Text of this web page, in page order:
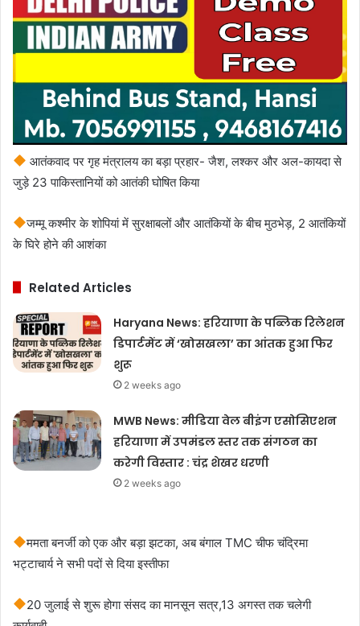
आतंकवाद पर गृह मंत्रालय का बड़ा प्रहार- जैश, लश्कर और अल-कायदा से
जुड़े 23 पाकिस्तानियों को आतंकी घोषित किया
जम्मू कश्मीर के शोपियां में सुरक्षाबलों और आतंकियों के बीच मुठभेड़, 2 आतंकियों
के घिरे होने की आशंका
Related Articles
Haryana News: हरियाणा के पब्लिक रिलेशन
डिपार्टमेंट में ‘खोसखला’ का आंतक हुआ फिर
शुरू
2 weeks ago
MWB News: मीडिया वेल बीइंग एसोसिएशन
हरियाणा में उपमंडल स्तर तक संगठन का
करेगी विस्तार : चंद्र शेखर धरणी
2 weeks ago
ममता बनर्जी को एक और बड़ा झटका, अब बंगाल TMC चीफ चंद्रिमा
भट्टाचार्य ने सभी पदों से दिया इस्तीफा
20 जुलाई से शुरू होगा संसद का मानसून सत्र,13 अगस्त तक चलेगी